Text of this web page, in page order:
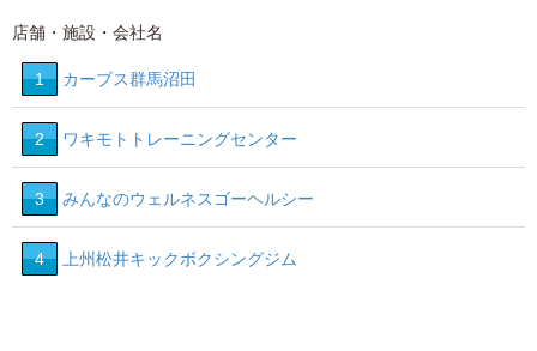
店舗・施設・会社名
1 カーブス群馬沼田
2 ワキモトトレーニングセンター
3 みんなのウェルネスゴーヘルシー
4 上州松井キックボクシングジム